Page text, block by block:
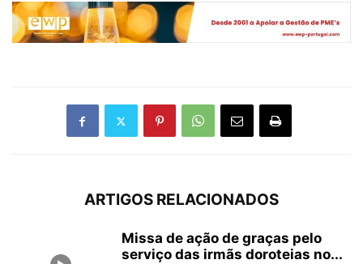
ARTIGOS RELACIONADOS
Missa de ação de graças pelo
serviço das irmãs doroteias no...